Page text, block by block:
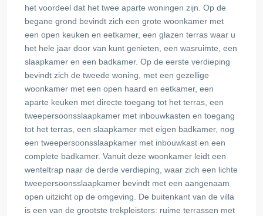
het voordeel dat het twee aparte woningen zijn. Op de
begane grond bevindt zich een grote woonkamer met
een open keuken en eetkamer, een glazen terras waar u
het hele jaar door van kunt genieten, een wasruimte, een
slaapkamer en een badkamer. Op de eerste verdieping
bevindt zich de tweede woning, met een gezellige
woonkamer met een open haard en eetkamer, een
aparte keuken met directe toegang tot het terras, een
tweepersoonsslaapkamer met inbouwkasten en toegang
tot het terras, een slaapkamer met eigen badkamer, nog
een tweepersoonsslaapkamer met inbouwkast en een
complete badkamer. Vanuit deze woonkamer leidt een
wenteltrap naar de derde verdieping, waar zich een lichte
tweepersoonsslaapkamer bevindt met een aangenaam
open uitzicht op de omgeving. De buitenkant van de villa
is een van de grootste trekpleisters: ruime terrassen met